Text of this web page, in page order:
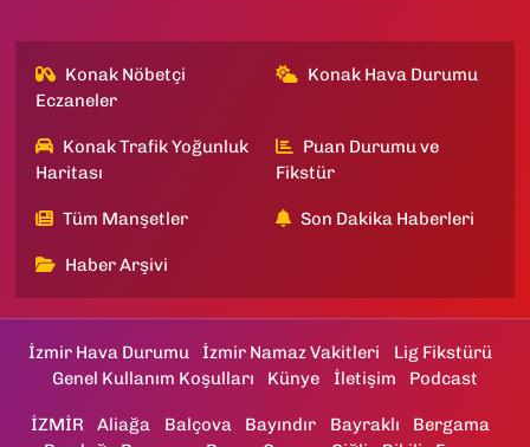
Konak Nöbetçi
Eczaneler
Konak Hava Durumu
Konak Trafik Yoğunluk
Haritası
Puan Durumu ve
Fikstür
Tüm Manşetler Son Dakika Haberleri
Haber Arşivi
İzmir Hava Durumu İzmir Namaz Vakitleri
Lig Fikstürü
Genel Kullanım Koşulları
Künye İletişim Podcast
İZMİR Aliağa Balçova Bayındır Bayraklı
Bergama